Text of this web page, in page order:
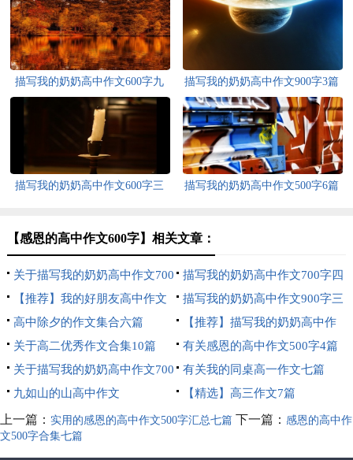
描写我的奶奶高中作文600字九
篇
描写我的奶奶高中作文900字3篇
描写我的奶奶高中作文600字三
描写我的奶奶高中作文500字6篇
【感恩的高中作文600字】相关文章：
关于描写我的奶奶高中作文700
字三篇
描写我的奶奶高中作文700字四
篇
【推荐】我的好朋友高中作文
400字4篇
描写我的奶奶高中作文900字三
篇
高中除夕的作文集合六篇
【推荐】描写我的奶奶高中作
文700字四篇
关于高二优秀作文合集10篇
有关感恩的高中作文500字4篇
关于描写我的奶奶高中作文700
字合集七篇
有关我的同桌高一作文七篇
九如山的山高中作文
【精选】高三作文7篇
上一篇： 实用的感恩的高中作文500字汇总七篇 下一篇： 感恩的高中作
文500字合集七篇